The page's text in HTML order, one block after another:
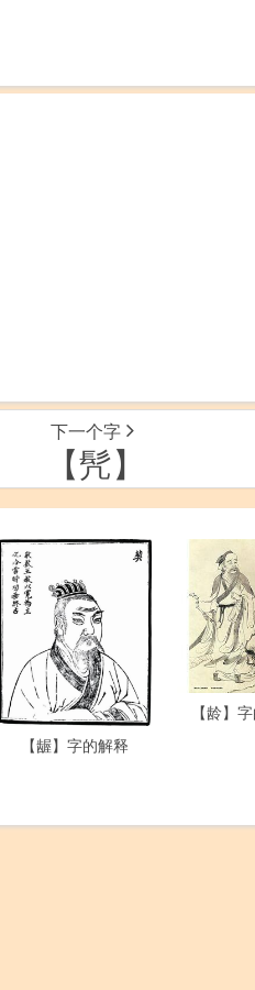
下一个字
【髠】
【龌】字的解释
【龄】